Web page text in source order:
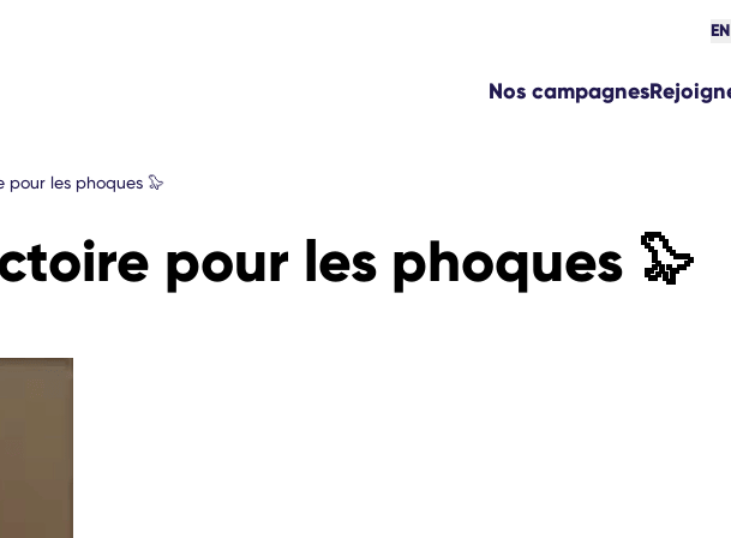
Nos campagnes
pour les phoques 🦭
pour les phoques 🦭